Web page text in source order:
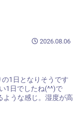
2026.08.06
1日となりそうです
1日でしたね(^^)で
ような感じ。湿度が高